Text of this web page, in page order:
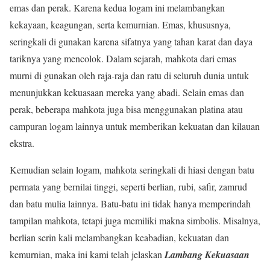
emas dan perak. Karena kedua logam ini melambangkan
kekayaan, keagungan, serta kemurnian. Emas, khususnya,
seringkali di gunakan karena sifatnya yang tahan karat dan daya
tariknya yang mencolok. Dalam sejarah, mahkota dari emas
murni di gunakan oleh raja-raja dan ratu di seluruh dunia untuk
menunjukkan kekuasaan mereka yang abadi. Selain emas dan
perak, beberapa mahkota juga bisa menggunakan platina atau
campuran logam lainnya untuk memberikan kekuatan dan kilauan
ekstra.
Kemudian selain logam, mahkota seringkali di hiasi dengan batu
permata yang bernilai tinggi, seperti berlian, rubi, safir, zamrud
dan batu mulia lainnya. Batu-batu ini tidak hanya memperindah
tampilan mahkota, tetapi juga memiliki makna simbolis. Misalnya,
berlian serin kali melambangkan keabadian, kekuatan dan
kemurnian, maka ini kami telah jelaskan Lambang Kekuasaan